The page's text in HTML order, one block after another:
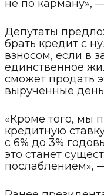
не по карману»,
Депутаты
брать кредит с
взносом, если в
единственное
сможет продать
вырученные
«Кроме того, мы
кредитную
с 6% до 3%
это станет
послаблением»,